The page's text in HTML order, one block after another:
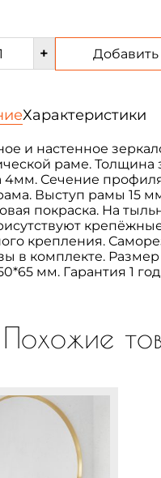
+
Характеристики
и настенное
раме. Толщина
4мм. Сечение
Выступ рамы 15
покраска. На
крепления.
в комплекте. Размер
мм. Гарантия 1
Похожие